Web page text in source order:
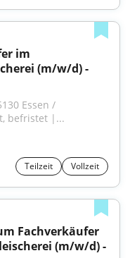
(m/w/d) -
Essen /
befristet |...
Teilzeit Vollzeit
Fachverkäufer
(m/w/d) -